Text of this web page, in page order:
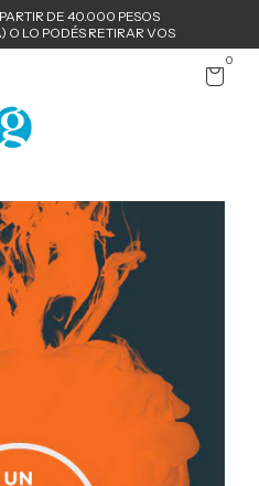
DE 40.000 PESOS
O LO PODÉS RETIRAR VOS
0